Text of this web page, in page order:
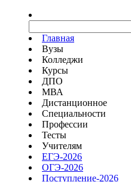
Главная
Вузы
Колледжи
Курсы
ДПО
МВА
Дистанционное
Специальности
Профессии
Тесты
Учителям
ЕГЭ-2026
ОГЭ-2026
Поступление-2026